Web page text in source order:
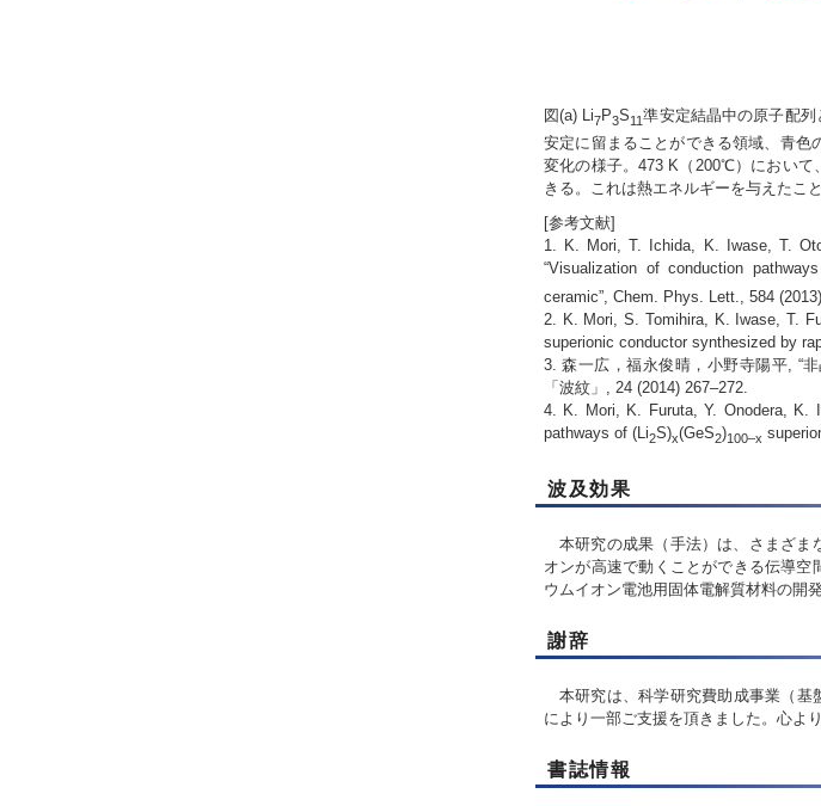
図(a) Li7P3S11準安定結晶中の原子配
安定に留まることができる領域、青色
変化の様子。473 K（200℃）において
きる。これは熱エネルギーを与えたこ
[参考文献]
1. K. Mori, T. Ichida, K. Iwase, T.
“Visualization of conduction
ceramic”, Chem. Phys. Lett., 584 (2013)
2. K. Mori, S. Tomihira, K. Iwase, T.
superionic conductor synthesized by
3. 森一広，福永俊晴，小野寺陽平, “
「波紋」, 24 (2014) 267–272.
4. K. Mori, K. Furuta, Y. Onodera, K.
pathways of (Li2S)x(GeS2)100–x
波及効果
本研究の成果（手法）は、さまざま
オンが高速で動くことができる伝導
ウムイオン電池用固体電解質材料の開
謝辞
本研究は、科学研究費助成事業（基
により一部ご支援を頂きました。心よ
書誌情報